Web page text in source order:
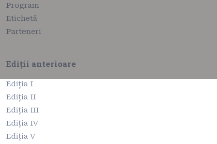
Program
Etichetă
Parteneri
Ediții anterioare
Ediția I
Ediția II
Ediția III
Ediția IV
Ediția V